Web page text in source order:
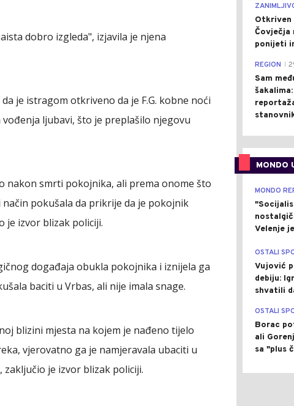
dobro izgleda", izjavila je njena
je istragom otkriveno da je F.G. kobne noći
ljubavi, što je preplašilo njegovu
nakon smrti pokojnika, ali prema onome što
pokušala da prikrije da je pokojnik
je izvor blizak policiji.
događaja obukla pokojnika i iznijela ga
baciti u Vrbas, ali nije imala snage.
blizini mjesta na kojem je nađeno tijelo
vjerovatno ga je namjeravala ubaciti u
je izvor blizak policiji.
Otkriven
Čovječja
ponijeti
REGION
Sam
MONDO
MONDO
Velenje
OSTALI
Vujović
debiju:
shvatili
OSTALI
Borac
ali
sa "plus